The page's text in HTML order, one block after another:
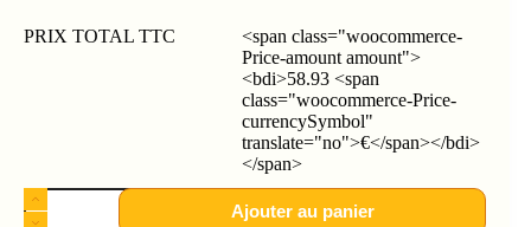
PRIX TOTAL TTC
<span class="woocommerce-
Price-amount amount">
<bdi>58.93 <span
class="woocommerce-Price-
currencySymbol"
translate="no">€</span></bdi>
</span>
Ajouter au panier